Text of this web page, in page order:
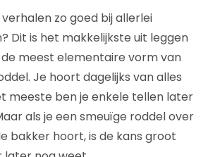
zo goed bij allerlei
Dit is het makkelijkste uit leggen
meest elementaire vorm van
Je hoort dagelijks van alles
meeste ben je enkele tellen later
als je een smeuïge roddel over
bakker hoort, is de kans groot